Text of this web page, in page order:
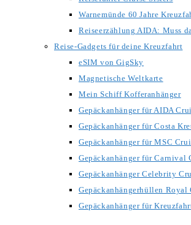
Warnemünde 60 Jahre
Reiseerzählung AIDA: Muss
Reise-Gadgets für deine Kreuzfahrt
eSIM von GigSky
Magnetische Weltkarte
Mein Schiff Kofferanhänger
Gepäckanhänger für AIDA
Gepäckanhänger für Costa
Gepäckanhänger für MSC
Gepäckanhänger für Carnival
Gepäckanhänger Celebrity
Gepäckanhängerhüllen Royal
Gepäckanhänger für